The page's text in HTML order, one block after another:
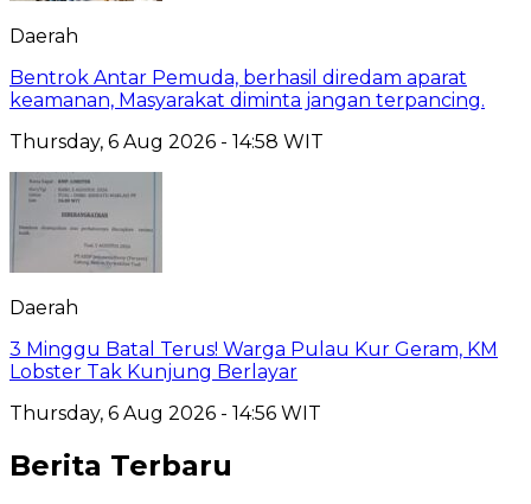
Daerah
Bentrok Antar Pemuda, berhasil diredam aparat
keamanan, Masyarakat diminta jangan terpancing.
Thursday, 6 Aug 2026 - 14:58 WIT
Daerah
3 Minggu Batal Terus! Warga Pulau Kur Geram, KM
Lobster Tak Kunjung Berlayar
Thursday, 6 Aug 2026 - 14:56 WIT
Berita Terbaru